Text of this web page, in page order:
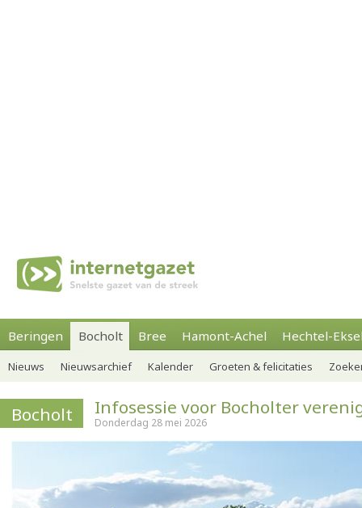
Beringen Bocholt Bree Hamont-Achel Hechtel-
Nieuws Nieuwsarchief Kalender Groeten & felicitaties
Bocholt Infosessie voor Bocholter
Donderdag 28 mei 2026